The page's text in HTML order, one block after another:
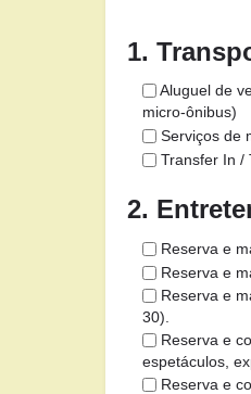
1.
Aluguel de
micro-ônibus)
Serviços de
Transfer In /
2.
Reserva e
Reserva e
Reserva e
30).
Reserva e
espetáculos,
Reserva e